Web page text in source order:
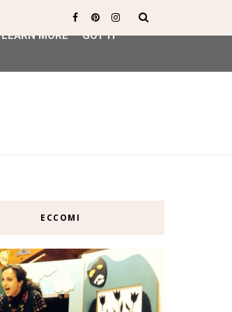
ECCOMI
LEARN MORE GOT IT